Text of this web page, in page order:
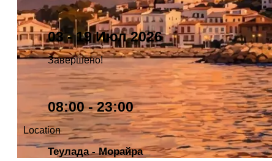
03 - 19 Июл 2026
Завершено!
08:00 - 23:00
Location
Теулада - Морайра